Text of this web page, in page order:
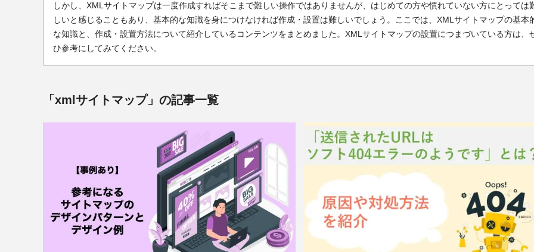
しかし、XMLサイトマップは一度作成すればそこまで難しい操作ではありませんが、はじめての方や慣れていない方にとっては
しいと感じることもあり、基本的な知識を身につけなければ作成・設置は難しいでしょう。ここでは、XMLサイトマップの基本
な知識と、作成・設置方法について紹介しているコンテンツをまとめました。XMLサイトマップの設置につまづいている方は、
ひ参考にしてみてください。
「xmlサイトマップ」の記事一覧